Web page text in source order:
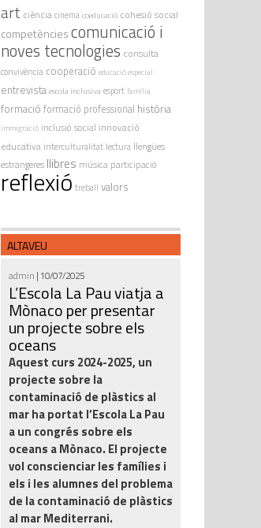
art ciènciacinemacoeducació cohesió social
competènciescomunicació i
noves tecnologies consulta
convivència cooperació educació especial
entrevistaescola inclusivaesport família
formació formació professional història
immigració inclusió social innovació
educativa interculturalitat lectura llengües
estrangeres llibres música participació
reflexió treball valors
ALTAVEU
admin | 10/07/2025
L’Escola La Pau viatja a
Mònaco per presentar
un projecte sobre els
oceans
Aquest curs 2024-2025, un
projecte sobre la
contaminació de plàstics al
mar ha portat l’Escola La Pau
a un congrés sobre els
oceans a Mònaco. El projecte
vol conscienciar les famílies i
els i les alumnes del problema
de la contaminació de plàstics
al mar Mediterrani.